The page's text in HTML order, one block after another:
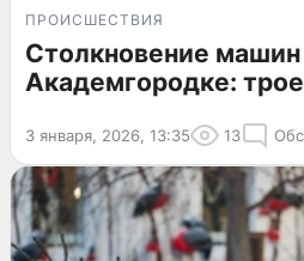
ПРОИСШЕСТВИЯ
Столкновение машин
Академгородке:
3 января, 2026, 13:35 13